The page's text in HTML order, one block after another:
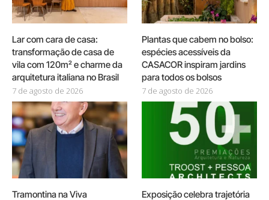
Lar com cara de casa:
transformação de casa de
vila com 120m² e charme da
arquitetura italiana no Brasil
7 de agosto de 2026
Plantas que cabem no bolso:
espécies acessíveis da
CASACOR inspiram jardins
para todos os bolsos
7 de agosto de 2026
Tramontina na Viva Exposição celebra trajetória